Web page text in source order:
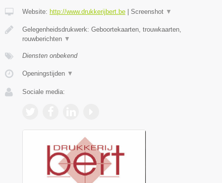
Website: http://www.drukkerijbert.be | Screenshot ▼
Gelegenheidsdrukwerk: Geboortekaarten, trouwkaarten,
rouwberichten ▼
Diensten onbekend
Openingstijden ▼
Sociale media: